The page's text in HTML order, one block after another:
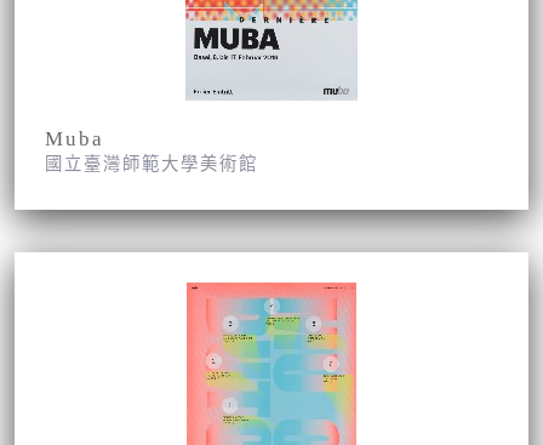
Muba
國立臺灣師範大學美術館